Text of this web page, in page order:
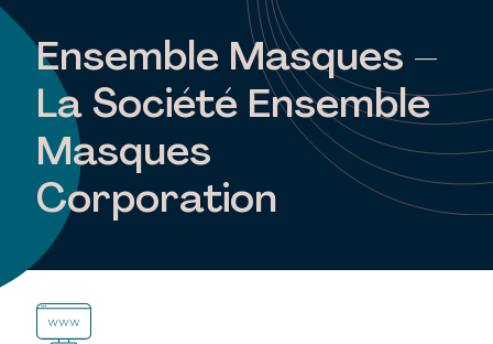
Ensemble Masques –
La Société Ensemble
Masques
Corporation